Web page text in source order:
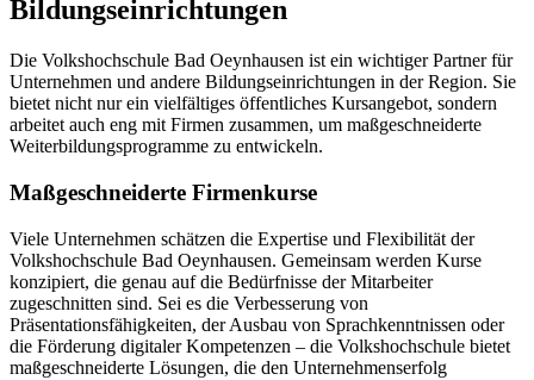
Bildungseinrichtungen
Die Volkshochschule Bad Oeynhausen ist ein wichtiger Partner für
Unternehmen und andere Bildungseinrichtungen in der Region. Sie
bietet nicht nur ein vielfältiges öffentliches Kursangebot, sondern
arbeitet auch eng mit Firmen zusammen, um maßgeschneiderte
Weiterbildungsprogramme zu entwickeln.
Maßgeschneiderte Firmenkurse
Viele Unternehmen schätzen die Expertise und Flexibilität der
Volkshochschule Bad Oeynhausen. Gemeinsam werden Kurse
konzipiert, die genau auf die Bedürfnisse der Mitarbeiter
zugeschnitten sind. Sei es die Verbesserung von
Präsentationsfähigkeiten, der Ausbau von Sprachkenntnissen oder
die Förderung digitaler Kompetenzen – die Volkshochschule bietet
maßgeschneiderte Lösungen, die den Unternehmenserfolg